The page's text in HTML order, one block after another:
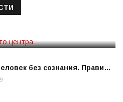
без сознания. Прави…